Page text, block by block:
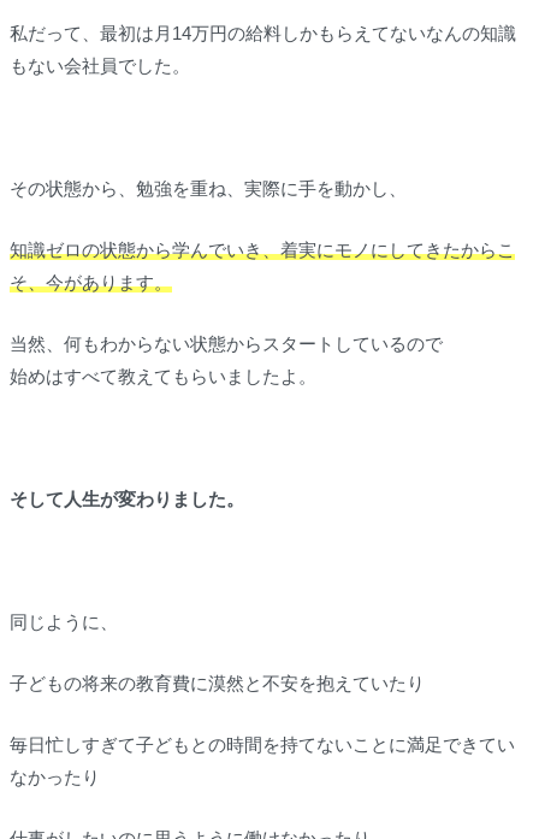
私だって、最初は月14万円の給料しかもらえてないなんの知識
もない会社員でした。
その状態から、勉強を重ね、実際に手を動かし、
知識ゼロの状態から学んでいき、着実にモノにしてきたからこ
そ、今があります。
当然、何もわからない状態からスタートしているので
始めはすべて教えてもらいましたよ。
そして人生が変わりました。
同じように、
子どもの将来の教育費に漠然と不安を抱えていたり
毎日忙しすぎて子どもとの時間を持てないことに満足できてい
なかったり